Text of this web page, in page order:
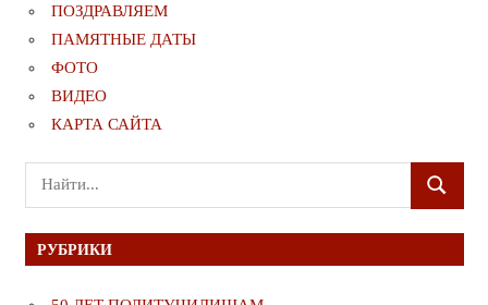
ПОЗДРАВЛЯЕМ
ПАМЯТНЫЕ ДАТЫ
ФОТО
ВИДЕО
КАРТА САЙТА
Поиск
для:
ПОИСК
РУБРИКИ